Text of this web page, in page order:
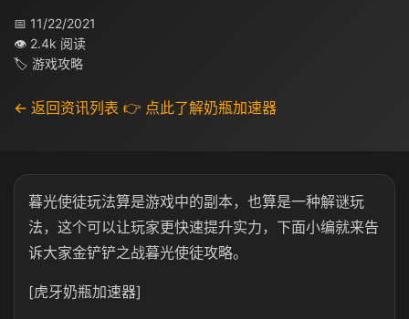
📅 11/22/2021
👁 2.4k 阅读
🏷 游戏攻略
← 返回资讯列表 👉 点此了解奶瓶加速器
暮光使徒玩法算是游戏中的副本，也算是一种解谜玩
法，这个可以让玩家更快速提升实力，下面小编就来告
诉大家金铲铲之战暮光使徒攻略。
[虎牙奶瓶加速器]